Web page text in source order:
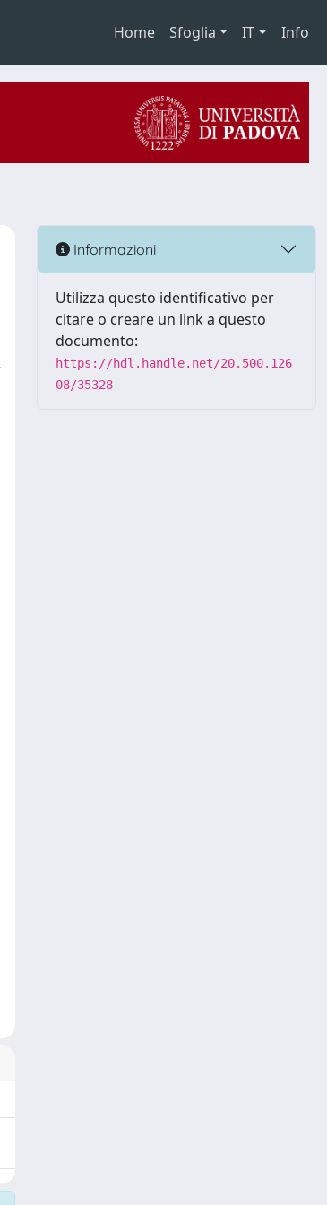
Home Sfoglia IT Info
Informazioni
Utilizza questo identificativo per
citare o creare un link a questo
documento:
https://hdl.handle.net/20.500.126
08/35328